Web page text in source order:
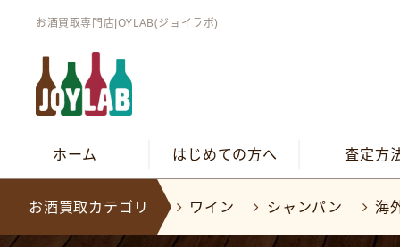
お酒買取専門店JOYLAB(ジョイラボ)
ホーム はじめての方へ 査定方
お酒買取カテゴリ ワイン シャンパン 海